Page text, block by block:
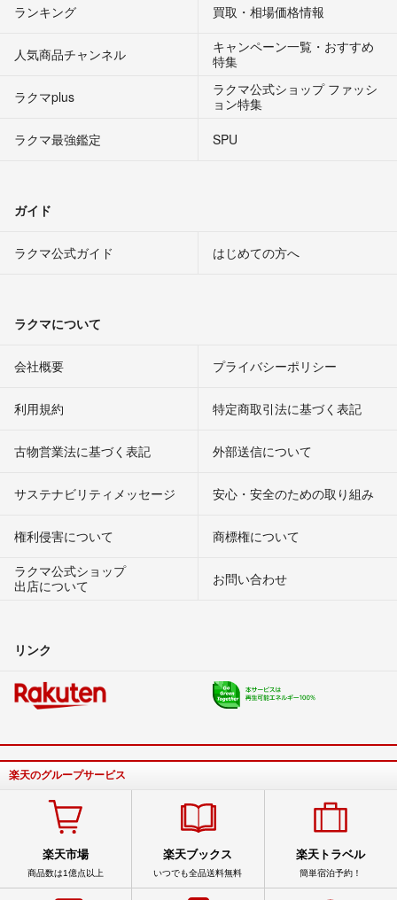
ランキング 買取・相場価格情報
人気商品チャンネル
キャンペーン一覧・おすすめ
特集
ラクマplus
ラクマ公式ショップ ファッシ
ョン特集
ラクマ最強鑑定
SPU
ガイド
ラクマ公式ガイド はじめての方へ
ラクマについて
会社概要 プライバシーポリシー
利用規約 特定商取引法に基づく表記
古物営業法に基づく表記 外部送信について
サステナビリティメッセージ 安心・安全のための取り組み
権利侵害について
商標権について
ラクマ公式ショップ
出店について
お問い合わせ
リンク
楽天のグループサービス
楽天市場
商品数は1億点以上
楽天ブックス
いつでも全品送料無料
楽天トラベル
簡単宿泊予約！